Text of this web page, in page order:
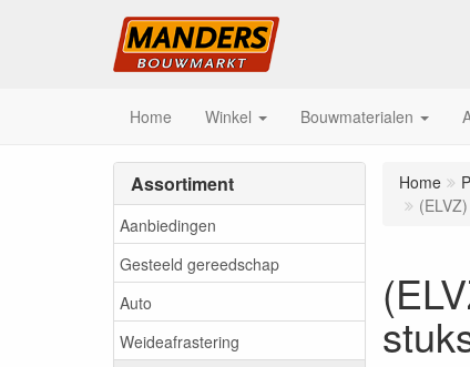
Home Winkel Bouwmaterialen
Assortiment
Aanbiedingen
Gesteeld gereedschap
Auto
Weideafrastering
Home